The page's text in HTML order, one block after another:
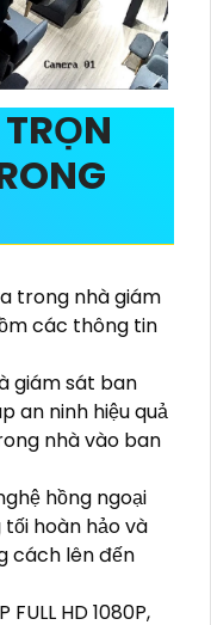
trong nhà giám
các thông tin
giám sát ban
an ninh hiệu quả
nhà vào ban
hồng ngoại
hoàn hảo và
cách lên đến
HD 1080P,